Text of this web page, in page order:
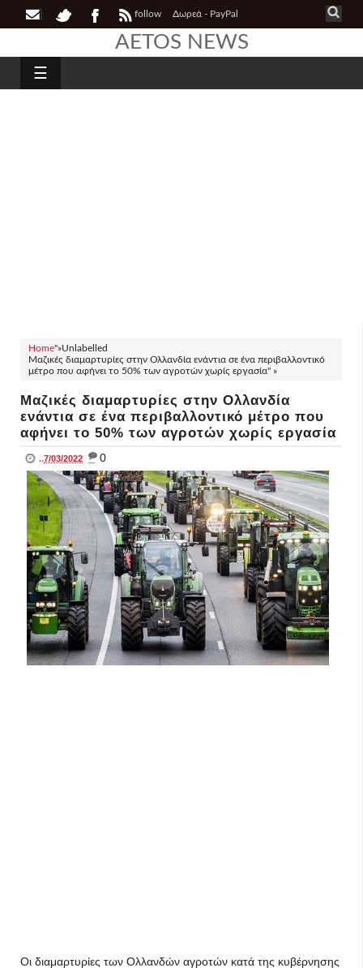
follow Δωρεά - PayPal
AETOS NEWS
☰
Home"»Unlabelled
Μαζικές διαμαρτυρίες στην Ολλανδία ενάντια σε ένα περιβαλλοντικό
μέτρο που αφήνει το 50% των αγροτών χωρίς εργασία" »
Μαζικές διαμαρτυρίες στην Ολλανδία
ενάντια σε ένα περιβαλλοντικό μέτρο που
αφήνει το 50% των αγροτών χωρίς εργασία
..7/03/2022 _ 0
Οι διαμαρτυρίες των Ολλανδών αγροτών κατά της κυβέρνησης